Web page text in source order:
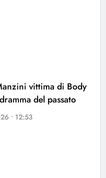
vittima di Body
del passato
• 12:53